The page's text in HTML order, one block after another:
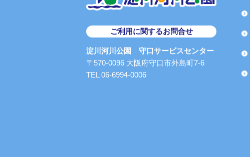
ご利用に関するお問合せ
淀川河川公園 守口サービスセンター
〒570-0096 大阪府守口市外島町7-6
TEL 06-6994-0006